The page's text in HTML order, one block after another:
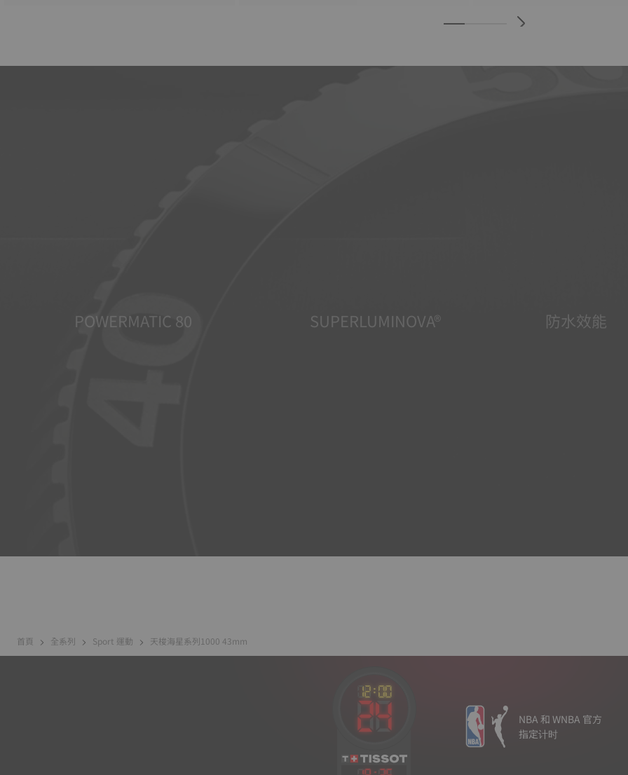
POWERMATIC 80 SUPERLUMINOVA® 防水效能
首頁 全系列 Sport 運動 天梭海星系列1000 43mm
NBA 和 WNBA 官方
指定计时